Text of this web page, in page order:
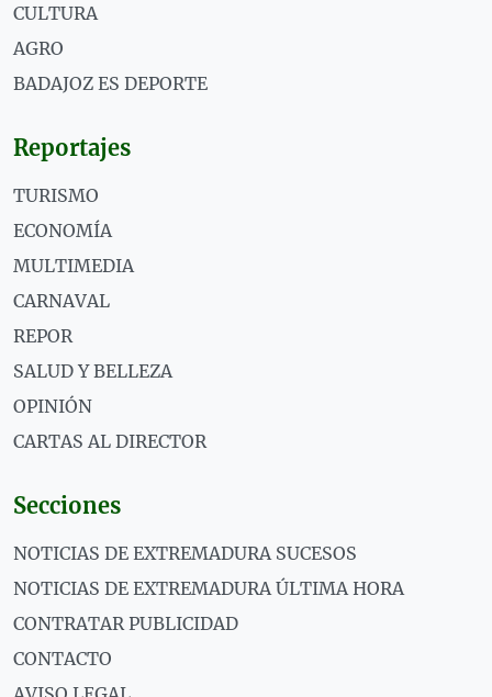
CULTURA
AGRO
BADAJOZ ES DEPORTE
Reportajes
TURISMO
ECONOMÍA
MULTIMEDIA
CARNAVAL
REPOR
SALUD Y BELLEZA
OPINIÓN
CARTAS AL DIRECTOR
Secciones
NOTICIAS DE EXTREMADURA SUCESOS
NOTICIAS DE EXTREMADURA ÚLTIMA HORA
CONTRATAR PUBLICIDAD
CONTACTO